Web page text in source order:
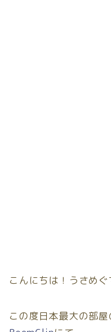
こんにちは！うさめ
この度日本最大の部